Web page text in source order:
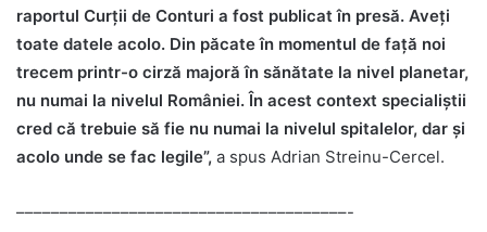
raportul Curții de Conturi a fost publicat în presă. Aveți
toate datele acolo. Din păcate în momentul de față noi
trecem printr-o cirză majoră în sănătate la nivel planetar,
nu numai la nivelul României. În acest context specialiștii
cred că trebuie să fie nu numai la nivelul spitalelor, dar și
acolo unde se fac legile”, a spus Adrian Streinu-Cercel.
––––––––––––––––––––––––––––––––––––––-